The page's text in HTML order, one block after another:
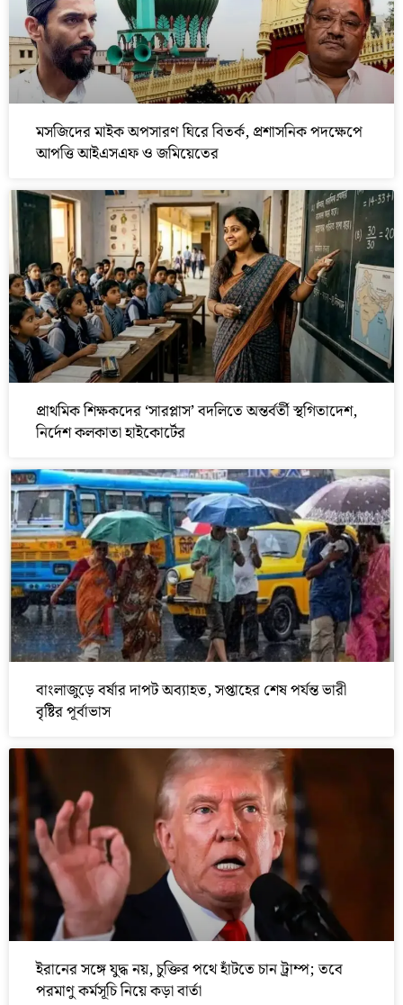
মসজিদের মাইক অপসারণ ঘিরে বিতর্ক, প্রশাসনিক পদক্ষেপে
আপত্তি আইএসএফ ও জমিয়েতের
প্রাথমিক শিক্ষকদের ‘সারপ্লাস’ বদলিতে অন্তর্বর্তী স্থগিতাদেশ,
নির্দেশ কলকাতা হাইকোর্টের
বাংলাজুড়ে বর্ষার দাপট অব্যাহত, সপ্তাহের শেষ পর্যন্ত ভারী
বৃষ্টির পূর্বাভাস
ইরানের সঙ্গে যুদ্ধ নয়, চুক্তির পথে হাঁটতে চান ট্রাম্প; তবে
পরমাণু কর্মসূচি নিয়ে কড়া বার্তা